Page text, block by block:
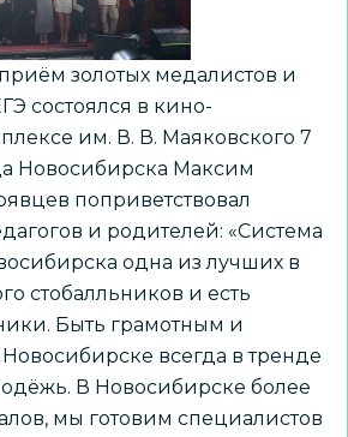
золотых медалистов и
состоялся в кино-
им. В. В. Маяковского 7
Новосибирска Максим
поприветствовал
и родителей: «Система
одна из лучших в
стобалльников и есть
Быть грамотным и
всегда в тренде
В Новосибирске более
мы готовим специалистов